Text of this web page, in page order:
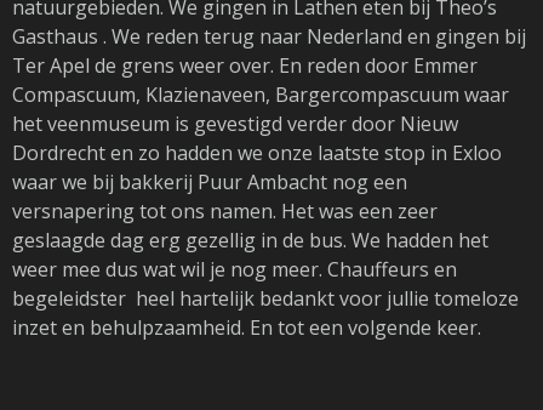
natuurgebieden. We gingen in Lathen eten bij Theo’s
Gasthaus . We reden terug naar Nederland en gingen bij
Ter Apel de grens weer over. En reden door Emmer
Compascuum, Klazienaveen, Bargercompascuum waar
het veenmuseum is gevestigd verder door Nieuw
Dordrecht en zo hadden we onze laatste stop in Exloo
waar we bij bakkerij Puur Ambacht nog een
versnapering tot ons namen. Het was een zeer
geslaagde dag erg gezellig in de bus. We hadden het
weer mee dus wat wil je nog meer. Chauffeurs en
begeleidster heel hartelijk bedankt voor jullie tomeloze
inzet en behulpzaamheid. En tot een volgende keer.